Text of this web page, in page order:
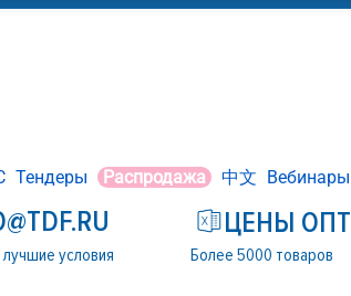
Тендеры Распродажа 中文 Вебинары
условия
ЦЕНЫ ОПТ
Более 5000 товаров